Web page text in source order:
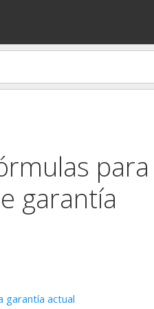
garantía
garantía actual